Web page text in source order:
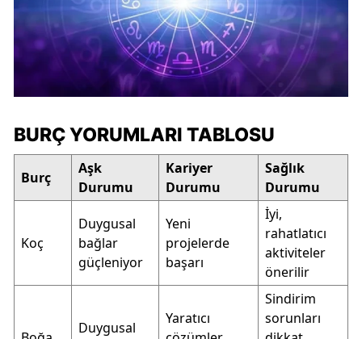
BURÇ YORUMLARI TABLOSU
Burç
Aşk
Durumu
Kariyer
Durumu
Sağlık
Durumu
Koç
Duygusal
bağlar
güçleniyor
Yeni
projelerde
başarı
İyi,
rahatlatıcı
aktiviteler
önerilir
Duygusal
Yaratıcı
Sindirim
sorunları